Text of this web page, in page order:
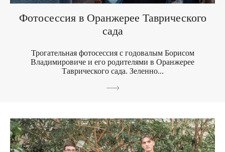
Фотосессия в Оранжерее Таврического
сада
Трогательная фотосессия с годовалым Борисом
Владимировиче и его родителями в Оранжерее
Таврического сада. Зеленно...